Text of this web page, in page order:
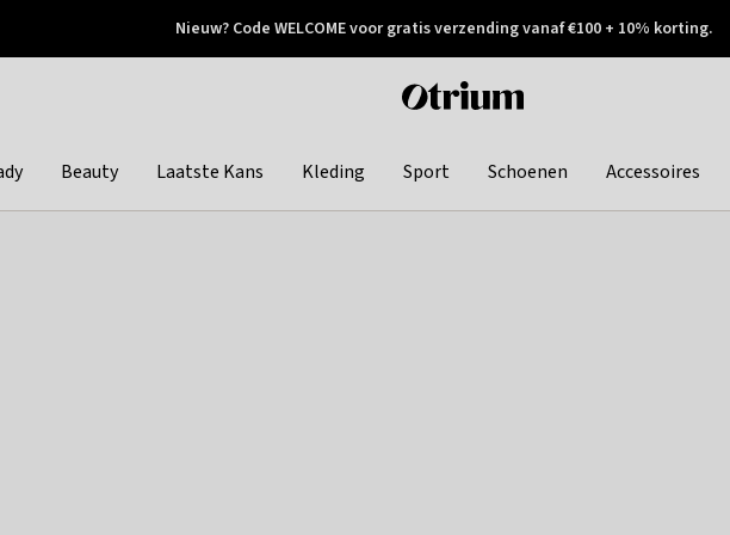
Snel bezorgd & simpel geretourneerd Achteraf betalen
Nieuw? Code WELCOME voor gratis verzending vanaf €100 + 10% korting.
Otrium
Beauty Laatste Kans Kleding Sport Schoenen Accessoires